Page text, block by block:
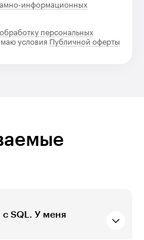
информационных
обработку персональных
условия Публичной оферты
с SQL. У меня